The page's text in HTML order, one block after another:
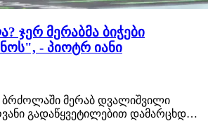
ჯერ მერაბმა ბიჭები
- პიოტრ იანი
ბრძოლაში მერაბ დვალიშვილი
გადაწყვეტილებით დამარცხდა